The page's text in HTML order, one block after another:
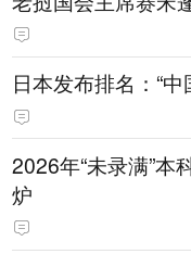
日本发布排名：“
2026年“未录满”本
炉